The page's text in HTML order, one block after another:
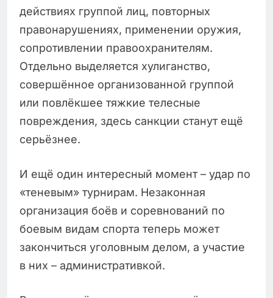
действиях группой лиц, повторных
правонарушениях, применении оружия,
сопротивлении правоохранителям.
Отдельно выделяется хулиганство,
совершённое организованной группой
или повлёкшее тяжкие телесные
повреждения, здесь санкции станут ещё
серьёзнее.
И ещё один интересный момент – удар по
«теневым» турнирам. Незаконная
организация боёв и соревнований по
боевым видам спорта теперь может
закончиться уголовным делом, а участие
в них – административкой.